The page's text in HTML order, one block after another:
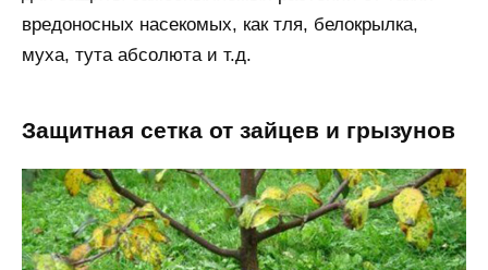
вредоносных насекомых, как тля, белокрылка,
муха, тута абсолюта и т.д.
Защитная сетка от зайцев и грызунов